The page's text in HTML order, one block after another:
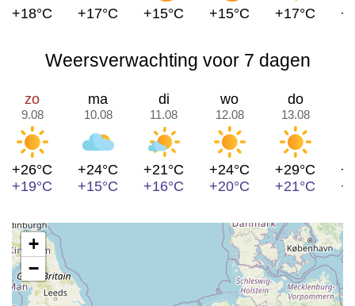
+18°C +17°C +15°C +15°C +17°C
Weersverwachting voor 7 dagen
zo
9.08
+26°C
+19°C
ma
10.08
+24°C
+15°C
di
11.08
+21°C
+16°C
wo
12.08
+24°C
+20°C
do
13.08
+29°C
+21°C
+
−